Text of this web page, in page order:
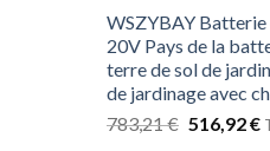
WSZYBAY
20V Pays de la
terre de sol de
de jardinage avec
783,21€ 516,92€